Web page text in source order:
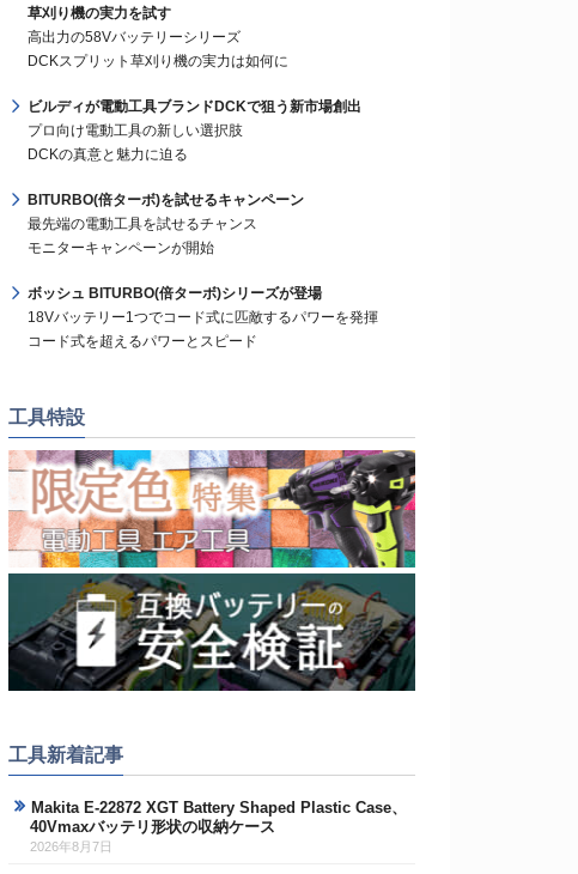
草刈り機の実力を試す
高出力の58Vバッテリーシリーズ
DCKスプリット草刈り機の実力は如何に
ビルディが電動工具ブランドDCKで狙う新市場創出
プロ向け電動工具の新しい選択肢
DCKの真意と魅力に迫る
BITURBO(倍ターボ)を試せるキャンペーン
最先端の電動工具を試せるチャンス
モニターキャンペーンが開始
ボッシュ BITURBO(倍ターボ)シリーズが登場
18Vバッテリー1つでコード式に匹敵するパワーを発揮
コード式を超えるパワーとスピード
工具特設
工具新着記事
Makita E-22872 XGT Battery Shaped Plastic Case、
40Vmaxバッテリ形状の収納ケース
2026年8月7日